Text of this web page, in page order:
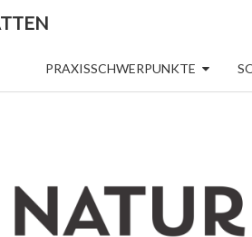
PRAXISSCHWERPUNKTE